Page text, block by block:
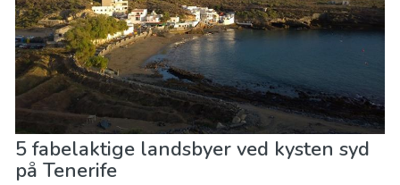
5 fabelaktige landsbyer ved kysten syd
på Tenerife